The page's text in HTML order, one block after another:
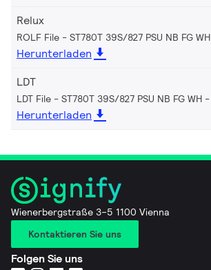
Relux
ROLF File - ST780T 39S/827 PSU NB FG WH
Herunterladen
LDT
LDT File - ST780T 39S/827 PSU NB FG WH
Herunterladen
Wienerbergstraße 3–5 1100 Vienna
Kontaktieren Sie uns
Folgen Sie uns